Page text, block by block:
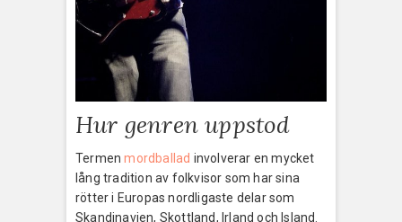
Hur genren uppstod
Termenmordballad involverar en mycket
lång tradition av folkvisor som har sina
rötter i Europas nordligaste delar som
Skandinavien, Skottland, Irland och Island.